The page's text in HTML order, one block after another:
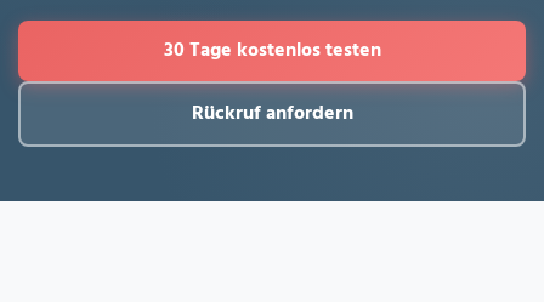
30 Tage kostenlos testen
Rückruf anfordern